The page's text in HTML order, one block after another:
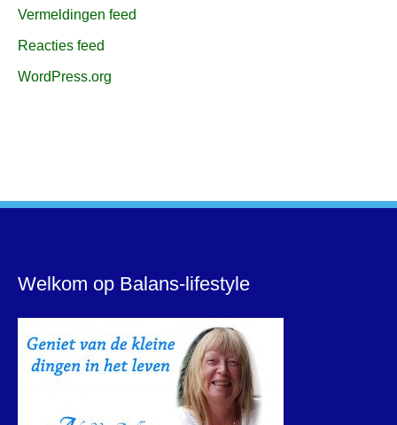
Vermeldingen feed
Reacties feed
WordPress.org
Welkom op Balans-lifestyle